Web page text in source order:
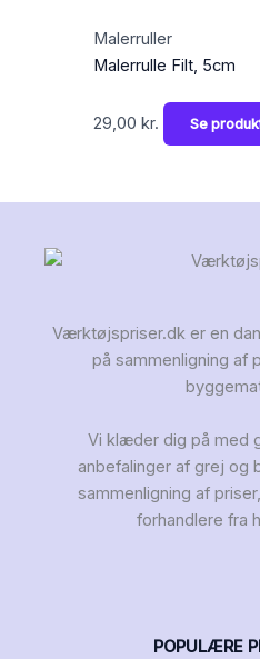
Malerruller
Malerrulle Filt, 5cm
29,00 kr. Se
Værktøjspriser.dk er en
på sammenligning af
Vi klæder dig på med
anbefalinger af grej og
sammenligning af
forhandlere fra
POPULÆRE